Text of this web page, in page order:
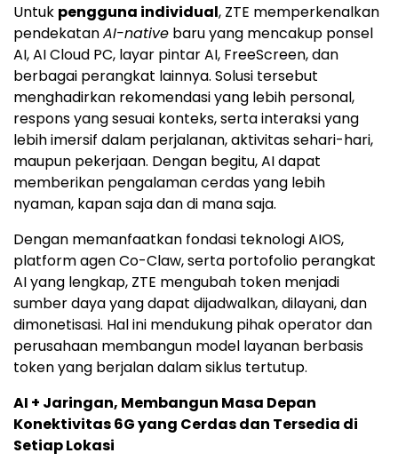
Untuk pengguna individual, ZTE memperkenalkan
pendekatanAI-native baru yang mencakup ponsel
AI, AI Cloud PC, layar pintar AI, FreeScreen, dan
berbagai perangkat lainnya. Solusi tersebut
menghadirkan rekomendasi yang lebih personal,
respons yang sesuai konteks, serta interaksi yang
lebih imersif dalam perjalanan, aktivitas sehari-hari,
maupun pekerjaan. Dengan begitu, AI dapat
memberikan pengalaman cerdas yang lebih
nyaman, kapan saja dan di mana saja.
Dengan memanfaatkan fondasi teknologi AIOS,
platform agen Co-Claw, serta portofolio perangkat
AI yang lengkap, ZTE mengubah token menjadi
sumber daya yang dapat dijadwalkan, dilayani, dan
dimonetisasi. Hal ini mendukung pihak operator dan
perusahaan membangun model layanan berbasis
token yang berjalan dalam siklus tertutup.
AI + Jaringan, Membangun Masa Depan
Konektivitas 6G yang Cerdas dan Tersedia di
Setiap Lokasi